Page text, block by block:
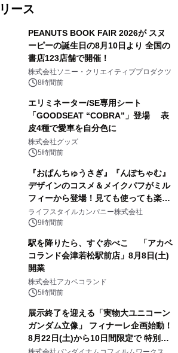
ース
PEANUTS BOOK FAIR 2026が スヌ
ーピーの誕生日の8月10日より 全国の
書店123店舗で開催！
株式会社ソニー・クリエイティブプロダクツ
8時間前
エリミネーター/SE専用シート
「GOODSEAT “COBRA”」登場 表
皮4種で愛車を自分色に
株式会社グッズ
5時間前
『おぱんちゅうさぎ』『んぽちゃむ』
デザインのコスメ＆メイクパフがミル
フィーから登場！見ても使っても楽し
い、ポップでキュートなコレクショ
ン。
ライフスタイルカンパニー株式会社
9時間前
駅を降りたら、すぐ赤べこ 「アカベ
コランド会津若松駅前店」8月8日(土)
開業
株式会社アカベコランド
5時間前
展示終了を迎える「実物大ユニコーン
ガンダム立像」 フィナーレ企画始動！
8月22日(土)から10日間限定で 特別映
像『UNICORN GUNDAM Statue ―